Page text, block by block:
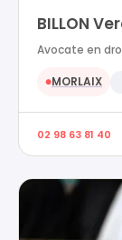
BILLON
Avocate en
●MORLAIX
02 98 63 81 40